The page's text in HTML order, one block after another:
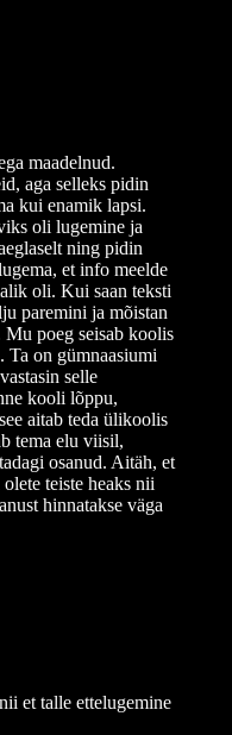
maadelnud.
aga selleks pidin
kui enamik lapsi.
oli lugemine ja
ning pidin
et info meelde
oli. Kui saan teksti
paremini ja mõistan
Mu poeg seisab koolis
Ta on gümnaasiumi
selle
kooli lõppu,
aitab teda ülikoolis
tema elu viisil,
osanud. Aitäh, et
teiste heaks nii
hinnatakse väga
et talle ettelugemine